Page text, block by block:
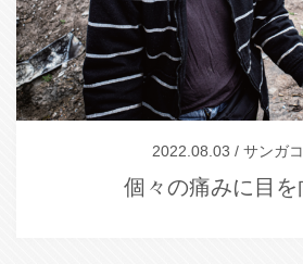
2022.08.03 / サンガ
個々の痛みに目を